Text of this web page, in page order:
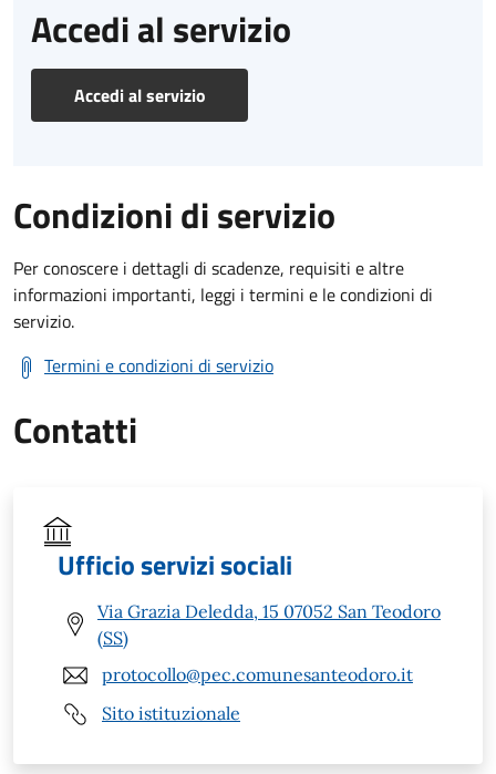
Accedi al servizio
Accedi al servizio
Condizioni di servizio
Per conoscere i dettagli di scadenze, requisiti e altre
informazioni importanti, leggi i termini e le condizioni di
servizio.
Termini e condizioni di servizio
Contatti
Ufficio servizi sociali
Via Grazia Deledda, 15 07052 San Teodoro
(SS)
protocollo@pec.comunesanteodoro.it
Sito istituzionale